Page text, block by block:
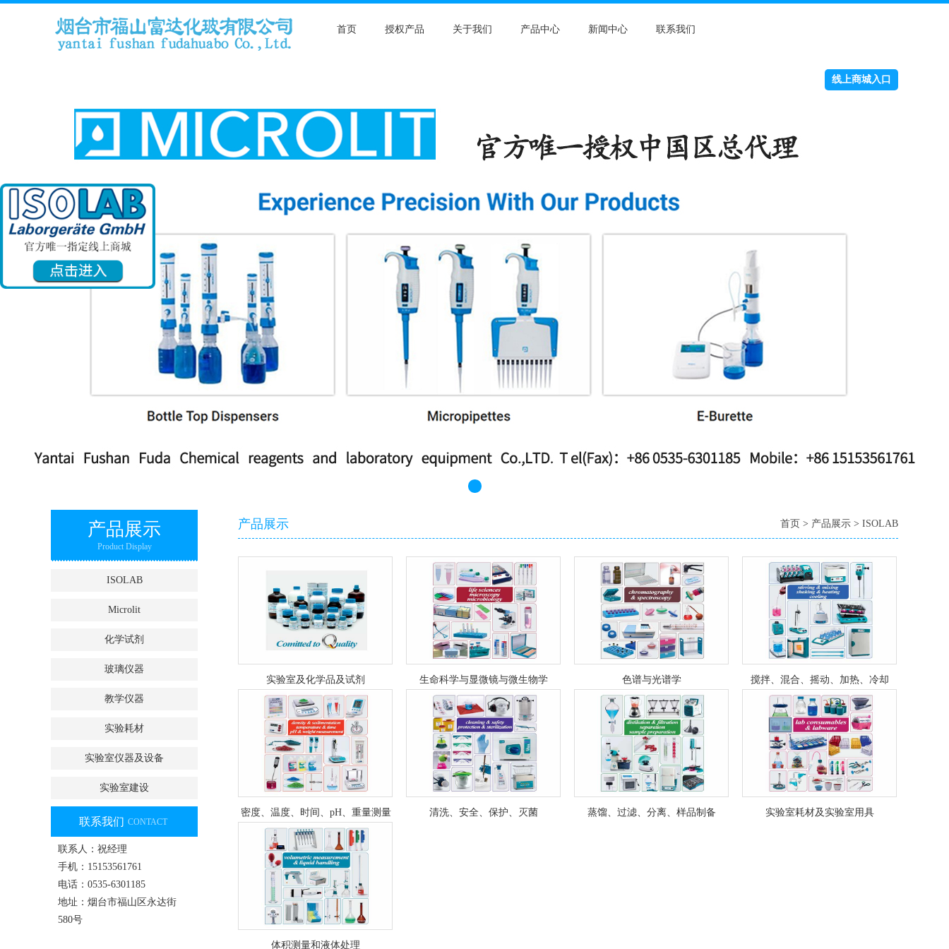
首页 授权产品 关于我们 产品中心 新闻中心 联系我们
线上商城入口
产品展示
Product Display
ISOLAB
Microlit
化学试剂
玻璃仪器
教学仪器
实验耗材
实验室仪器及设备
实验室建设
联系我们 CONTACT
联系人：祝经理
手机：15153561761
电话：0535-6301185
地址：烟台市福山区永达街
580号
产品展示 首页 > 产品展示 > ISOLAB
实验室及化学品及试剂 生命科学与显微镜与微生物学 色谱与光谱学 搅拌、混合、摇动、加热、冷却
密度、温度、时间、pH、重量测量 清洗、安全、保护、灭菌 蒸馏、过滤、分离、样品制备 实验室耗材及实验室用具
体积测量和液体处理